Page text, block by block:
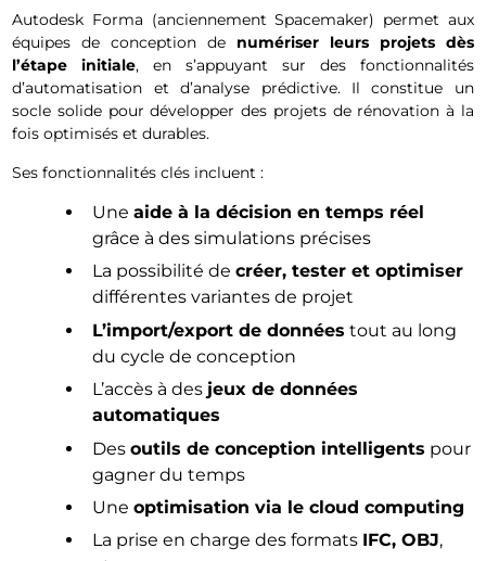
Autodesk Forma (anciennement Spacemaker) permet aux
équipes de conception de numériser leurs projets dès
l’étape initiale, en s’appuyant sur des fonctionnalités
d’automatisation et d’analyse prédictive. Il constitue un
socle solide pour développer des projets de rénovation à la
fois optimisés et durables.
Ses fonctionnalités clés incluent :
Une aide à la décision en temps réel
grâce à des simulations précises
La possibilité de créer, tester et optimiser
différentes variantes de projet
L’import/export de données tout au long
du cycle de conception
L’accès à des jeux de données
automatiques
Des outils de conception intelligents pour
gagner du temps
Une optimisation via le cloud computing
La prise en charge des formats IFC, OBJ,